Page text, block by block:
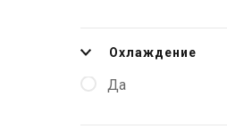
Охлаждение
Да